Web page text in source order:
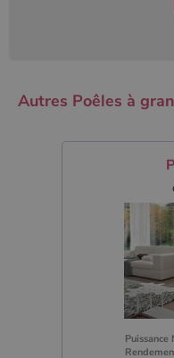
Autres Poêles à